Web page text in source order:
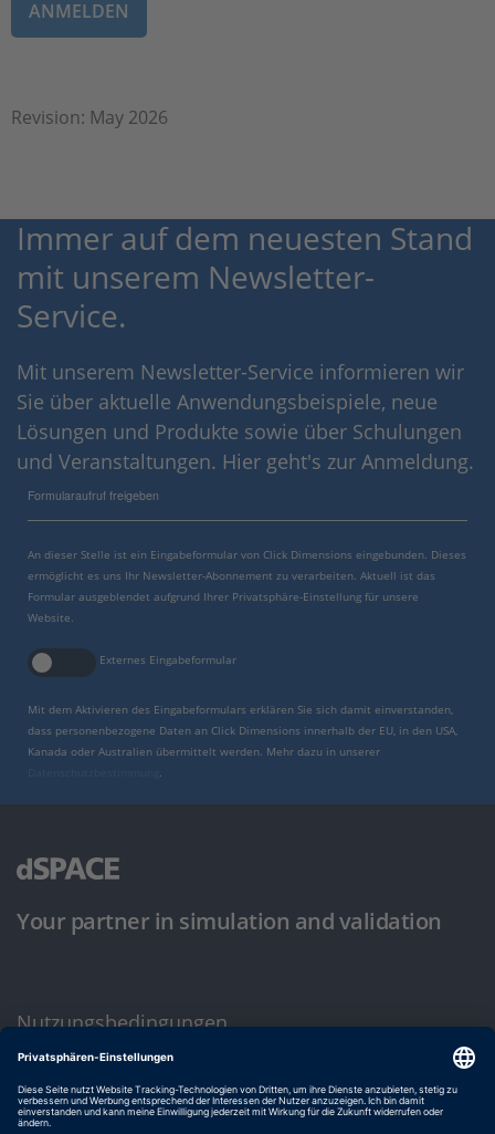
Revision: May 2026
Immer auf dem neuesten Stand
mit unserem Newsletter-
Service.
Mit unserem Newsletter-Service informieren wir
Sie über aktuelle Anwendungsbeispiele, neue
Lösungen und Produkte sowie über Schulungen
und Veranstaltungen. Hier geht's zur Anmeldung.
Formularaufruf freigeben
An dieser Stelle ist ein Eingabeformular von Click Dimensions eingebunden. Dieses
ermöglicht es uns Ihr Newsletter-Abonnement zu verarbeiten. Aktuell ist das
Formular ausgeblendet aufgrund Ihrer Privatsphäre-Einstellung für unsere
Website.
Externes Eingabeformular
Mit dem Aktivieren des Eingabeformulars erklären Sie sich damit einverstanden,
dass personenbezogene Daten an Click Dimensions innerhalb der EU, in den USA,
Kanada oder Australien übermittelt werden. Mehr dazu in unserer
.
Your partner in simulation and validation
Nutzungsbedingungen
Datenschutzbestimmung
Impressum & Allgemeine Geschäftsbedingungen